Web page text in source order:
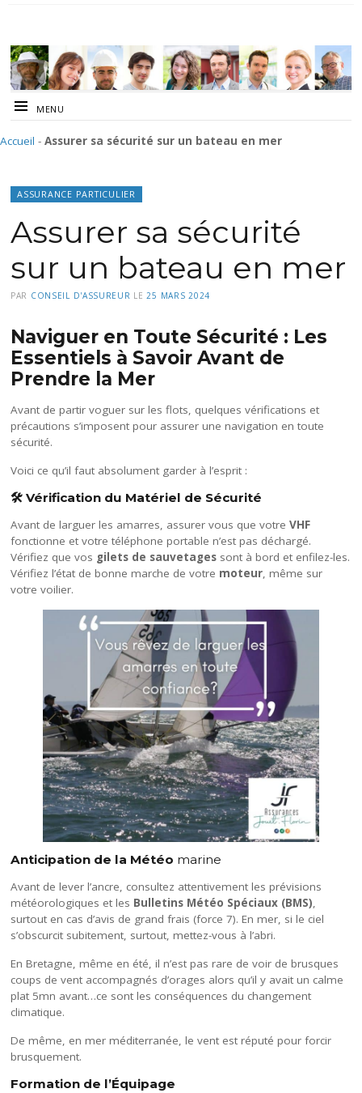
MENU
Accueil - Assurer sa sécurité sur un bateau en mer
ASSURANCE PARTICULIER
Assurer sa sécurité
sur un bateau en mer
PAR CONSEIL D'ASSUREUR LE 25 MARS 2024
Naviguer en Toute Sécurité : Les
Essentiels à Savoir Avant de
Prendre la Mer
Avant de partir voguer sur les flots, quelques vérifications et
précautions s’imposent pour assurer une navigation en toute
sécurité.
Voici ce qu’il faut absolument garder à l’esprit :
🛠️ Vérification du Matériel de Sécurité
Avant de larguer les amarres, assurer vous que votre VHF
fonctionne et votre téléphone portable n’est pas déchargé.
Vérifiez que vos gilets de sauvetages sont à bord et enfilez-les.
Vérifiez l’état de bonne marche de votre moteur, même sur
votre voilier.
Anticipation de la Météo marine
Avant de lever l’ancre, consultez attentivement les prévisions
météorologiques et les Bulletins Météo Spéciaux (BMS),
surtout en cas d’avis de grand frais (force 7). En mer, si le ciel
s’obscurcit subitement, surtout, mettez-vous à l’abri.
En Bretagne, même en été, il n’est pas rare de voir de brusques
coups de vent accompagnés d’orages alors qu’il y avait un calme
plat 5mn avant…ce sont les conséquences du changement
climatique.
De même, en mer méditerranée, le vent est réputé pour forcir
brusquement.
Formation de l’Équipage